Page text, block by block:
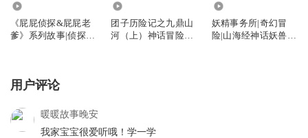
《屁屁侦探&屁屁老
爹》系列故事|侦探冒
团子历险记之九鼎山
河（上）神话冒险故
妖精事务所|奇幻冒
险|山海经神话妖兽儿
用户评论
暖暖故事晚安
我家宝宝很爱听哦！学一学